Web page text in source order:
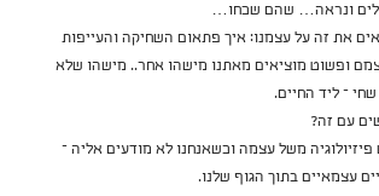
ונראה… שהם שכחו…
את זה על עצמנו: איך פתאום השחיקה והעייפות
ופשוט מוציאים מאתנו מישהו אחר.. מישהו שלא
– ליד החיים.
עם זה?
משל עצמה וכשאנחנו לא מודעים אליה –
עצמאיים בתוך הגוף שלנו.